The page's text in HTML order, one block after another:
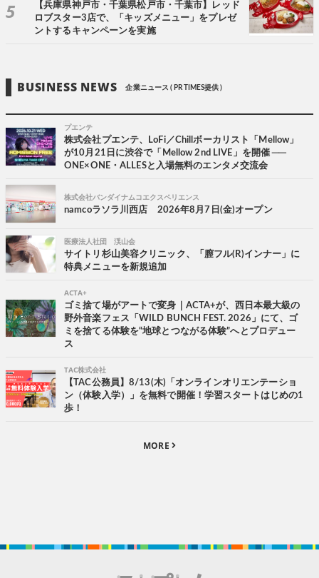
【兵庫県神戸市・千葉県松戸市・千葉市】レッド
ロブスター3店で、「キッズメニュー」をプレゼ
ントするキャンペーンを実施
BUSINESS NEWS 企業ニュース ( PR TIMES提供 )
プエンテ
株式会社プエンテ、LoFi／Chillボーカリスト「Mellow」
が10月21日に渋谷で「Mellow 2nd LIVE」を開催 ──
ONE×ONE・ALLESと入場無料のエンタメ交流会
株式会社バンダイナムコエクスペリエンス
namcoラソラ川西店 2026年8月7日(金)オープン
医療法人社団 渓山会
サイトリ杉山美容クリニック、「膣フル(R)インナー」に
特典メニューを新規追加
ACTA+
ゴミ捨て場がアートで変身｜ACTA+が、西日本最大級の
野外音楽フェス「WILD BUNCH FEST. 2026」にて、ゴ
ミを捨てる体験を“地球とつながる体験”へとプロデュー
ス
TAC株式会社
【TAC公務員】8/13(木)「オンラインオリエンテーショ
ン（体験入学）」を無料で開催！学習スタートはじめの1
歩！
MORE